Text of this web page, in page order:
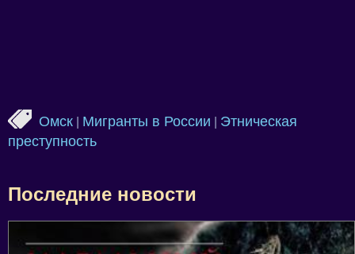
Омск Мигранты в России
Этническая
преступность
Последние новости